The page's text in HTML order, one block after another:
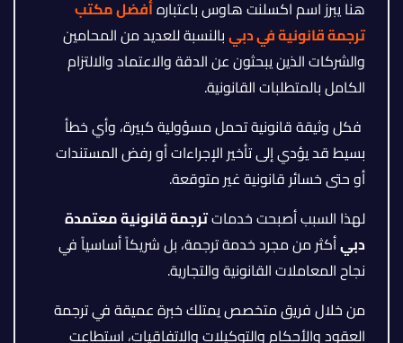
هنا يبرز اسم اكسلنت هاوس باعتبارهأفضل مكتب
ترجمة قانونية في دبيبالنسبة للعديد من المحامين
والشركات الذين يبحثون عن الدقة والاعتماد والالتزام
الكامل بالمتطلبات القانونية.
فكل وثيقة قانونية تحمل مسؤولية كبيرة، وأي خطأ
بسيط قد يؤدي إلى تأخير الإجراءات أو رفض المستندات
أو حتى خسائر قانونية غير متوقعة.
لهذا السبب أصبحت خدماتترجمة قانونية معتمدة
دبيأكثر من مجرد خدمة ترجمة، بل شريكاً أساسياً في
نجاح المعاملات القانونية والتجارية.
من خلال فريق متخصص يمتلك خبرة عميقة في ترجمة
العقود والأحكام والتوكيلات والاتفاقيات، استطاعت